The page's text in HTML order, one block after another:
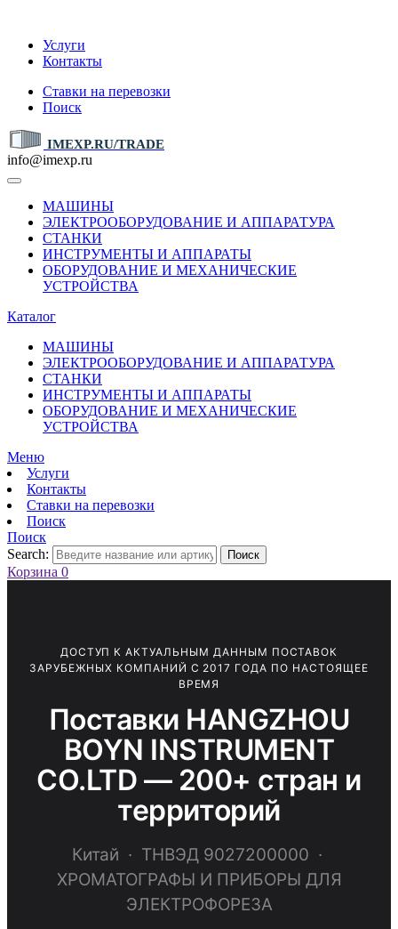
Услуги
Контакты
Ставки на перевозки
Поиск
IMEXP.RU/TRADE
info@imexp.ru
МАШИНЫ
ЭЛЕКТРООБОРУДОВАНИЕ И АППАРАТУРА
СТАНКИ
ИНСТРУМЕНТЫ И АППАРАТЫ
ОБОРУДОВАНИЕ И МЕХАНИЧЕСКИЕ
УСТРОЙСТВА
Каталог
МАШИНЫ
ЭЛЕКТРООБОРУДОВАНИЕ И АППАРАТУРА
СТАНКИ
ИНСТРУМЕНТЫ И АППАРАТЫ
ОБОРУДОВАНИЕ И МЕХАНИЧЕСКИЕ
УСТРОЙСТВА
Меню
Услуги
Контакты
Ставки на перевозки
Поиск
Поиск
Search:
Поиск
Корзина 0
ДОСТУП К АКТУАЛЬНЫМ ДАННЫМ ПОСТАВОК
ЗАРУБЕЖНЫХ КОМПАНИЙ С 2017 ГОДА ПО НАСТОЯЩЕЕ
ВРЕМЯ
Поставки HANGZHOU
BOYN INSTRUMENT
CO.LTD — 200+ стран и
территорий
Китай · ТНВЭД 9027200000 ·
ХРОМАТОГРАФЫ И ПРИБОРЫ ДЛЯ
ЭЛЕКТРОФОРЕЗА